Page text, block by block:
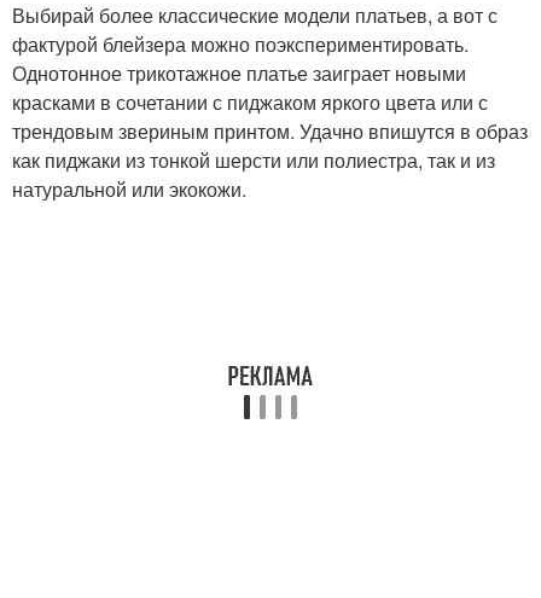
Выбирай более классические модели платьев, а вот с
фактурой блейзера можно поэкспериментировать.
Однотонное трикотажное платье заиграет новыми
красками в сочетании с пиджаком яркого цвета или с
трендовым звериным принтом. Удачно впишутся в образ
как пиджаки из тонкой шерсти или полиестра, так и из
натуральной или экокожи.